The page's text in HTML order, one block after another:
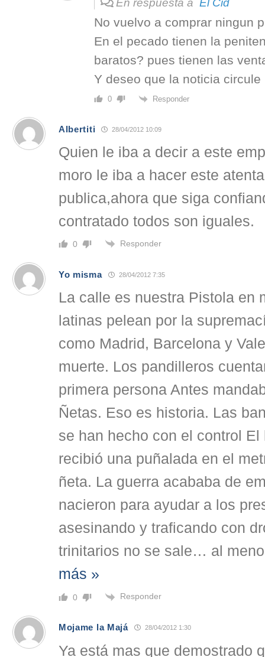
No vuelvo a comprar ningun
En el pecado tienen la
baratos? pues tienen las
Y deseo que la noticia circule
0 Responder
Albertiti 28/04/2012 10:09
Quien le iba a decir a este
moro le iba a hacer este
publica,ahora que siga
contratado todos son iguales.
0 Responder
Yo misma 28/04/2012 7:35
La calle es nuestra Pistola en
latinas pelean por la
como Madrid, Barcelona y
muerte. Los pandilleros
primera persona Antes
Ñetas. Eso es historia. Las
se han hecho con el control
recibió una puñalada en el
ñeta. La guerra acababa de
nacieron para ayudar a los
asesinando y traficando con
trinitarios no se sale… al
más »
0 Responder
Mojame la Majá 28/04/2012 1:30
Ya está mas que demostrado